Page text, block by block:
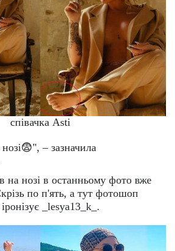
співачка Asti
– зазначила
на нозі в останньому фото вже
по п'ять, а тут фотошоп
_lesya13_k_.